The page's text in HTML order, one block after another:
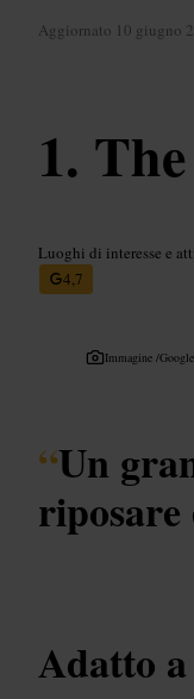
Aggiornato 10 giugno
Luoghi di interesse e
4,7
Immagine /Google
“Un
Adatto a